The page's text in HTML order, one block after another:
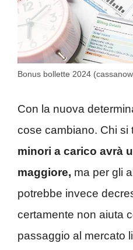
Bonus bollette 2024
Con la nuova
cose cambiano. Chi si
minori a carico avrà
maggiore, ma per gli
potrebbe invece
certamente non aiuta
passaggio al mercato